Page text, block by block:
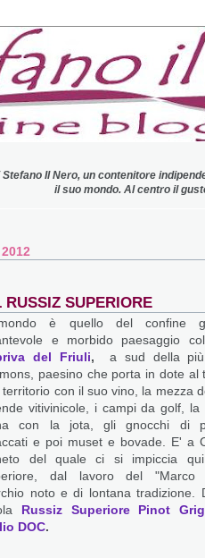
Stefano Il Nero, un contenitore
il suo mondo. Al centro il
RUSSIZ SUPERIORE
è quello del confine
e morbido paesaggio
del Friuli, a sud della più
paesino che porta in dote al
territorio con il suo vino, la mezza
vitivinicole, i campi da golf, la
con la jota, gli gnocchi di
e poi muset e bovade. E' a
del quale ci si impiccia
dal lavoro del "Marco
noto e di lontana tradizione.
Russiz Superiore Pinot
DOC.